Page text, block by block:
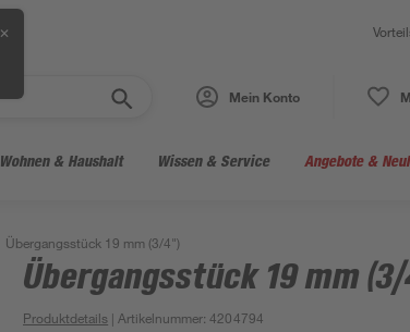
✕
Mein Konto
Wohnen & Haushalt Wissen & Service Angebote &
Übergangsstück 19 mm (3/4")
Übergangsstück 19 mm
Produktdetails | Artikelnummer:4204794